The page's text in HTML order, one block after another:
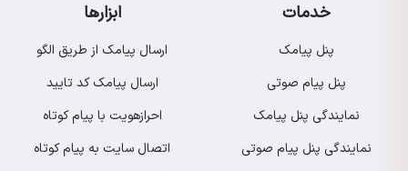
خدمات
پنل پیامک
پنل پیام صوتی
نمایندگی پنل پیامک
نمایندگی پنل پیام صوتی
ابزارها
ارسال پیامک از طریق الگو
ارسال پیامک کد تایید
احرازهویت با پیام کوتاه
اتصال سایت به پیام کوتاه